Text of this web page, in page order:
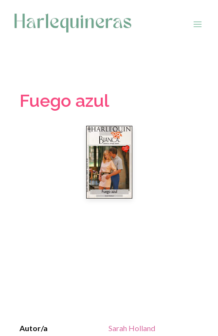
contenido
Fuego azul
Autor/a Sarah Holland